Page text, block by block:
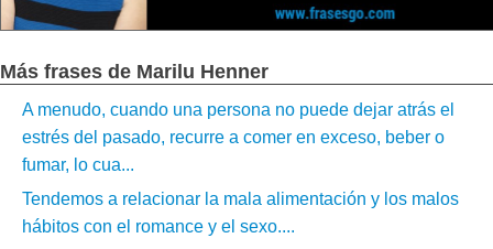
Más frases de Marilu Henner
A menudo, cuando una persona no puede dejar atrás el
estrés del pasado, recurre a comer en exceso, beber o
fumar, lo cua...
Tendemos a relacionar la mala alimentación y los malos
hábitos con el romance y el sexo....